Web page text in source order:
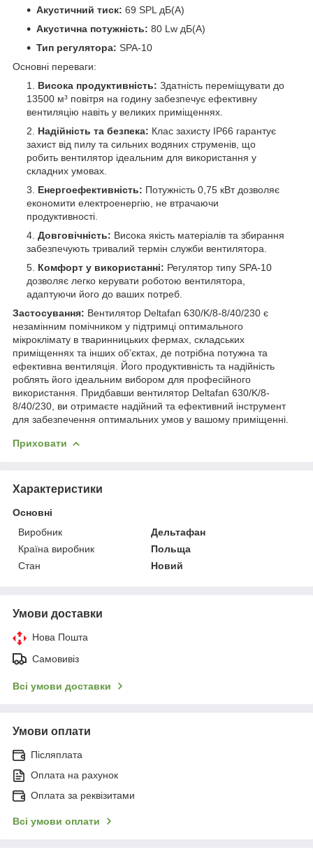
Акустичний тиск: 69 SPL дБ(A)
Акустична потужність: 80 Lw дБ(A)
Тип регулятора: SPA-10
Основні переваги:
Висока продуктивність: Здатність переміщувати до
13500 м³ повітря на годину забезпечує ефективну
вентиляцію навіть у великих приміщеннях.
Надійність та безпека: Клас захисту IP66 гарантує
захист від пилу та сильних водяних струменів, що
робить вентилятор ідеальним для використання у
складних умовах.
Енергоефективність: Потужність 0,75 кВт дозволяє
економити електроенергію, не втрачаючи
продуктивності.
Довговічність: Висока якість матеріалів та збирання
забезпечують тривалий термін служби вентилятора.
Комфорт у використанні: Регулятор типу SPA-10
дозволяє легко керувати роботою вентилятора,
адаптуючи його до ваших потреб.
Застосування: Вентилятор Deltafan 630/K/8-8/40/230 є
незамінним помічником у підтримці оптимального
мікроклімату в тваринницьких фермах, складських
приміщеннях та інших об’єктах, де потрібна потужна та
ефективна вентиляція. Його продуктивність та надійність
роблять його ідеальним вибором для професійного
використання. Придбавши вентилятор Deltafan 630/K/8-
8/40/230, ви отримаєте надійний та ефективний інструмент
для забезпечення оптимальних умов у вашому приміщенні.
Приховати
Характеристики
Основні
Виробник
Дельтафан
Країна виробник
Польща
Стан
Новий
Умови доставки
Нова Пошта
Самовивіз
Всі умови доставки
Умови оплати
Післяплата
Оплата на рахунок
Оплата за реквізитами
Всі умови оплати